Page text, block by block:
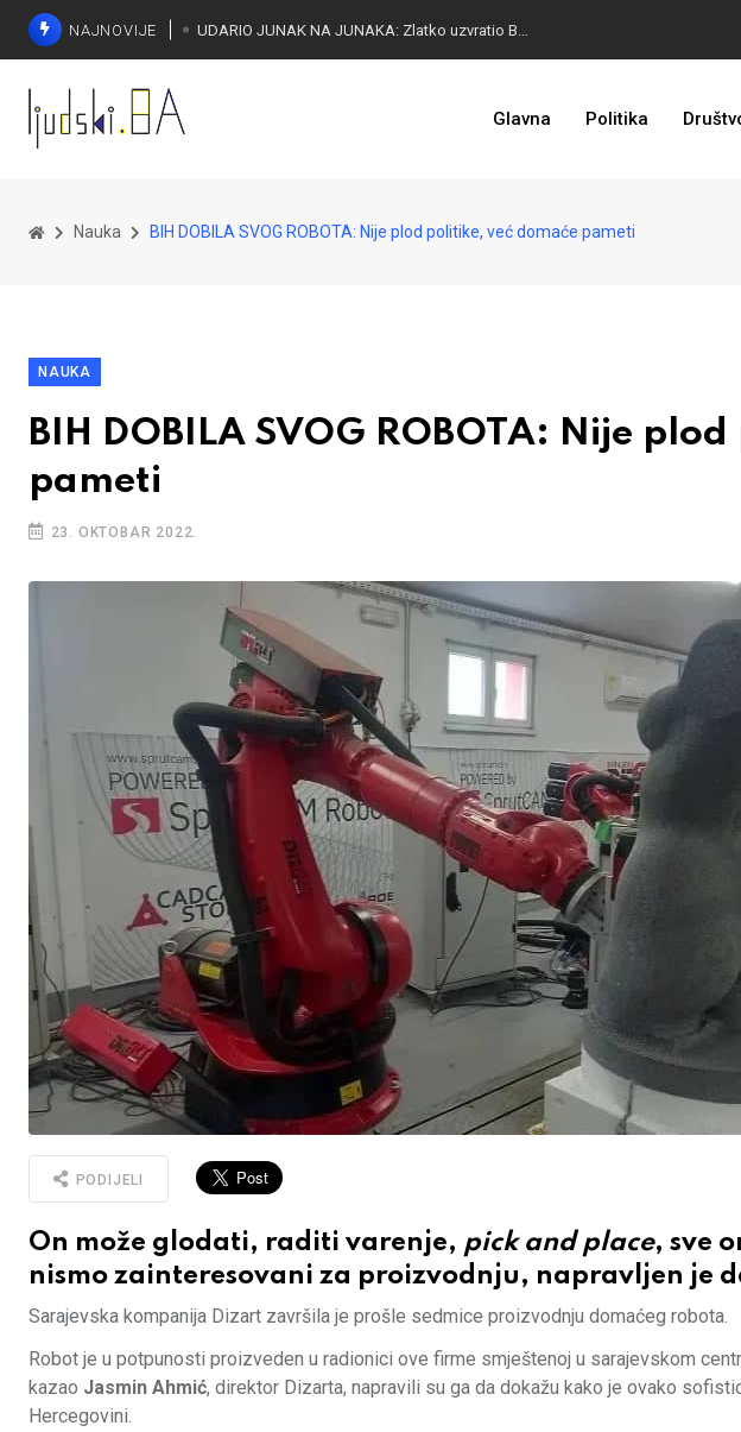
NAJNOVIJE
RADUJTE SE NARODI: Invalidnine i irovine rastu, datum isplate poznat
Glavna Politika
Nauka BIH DOBILA SVOG ROBOTA: Nije plod politike, već domaće pameti
NAUKA
BIH DOBILA SVOG ROBOTA: Nije
pameti
23. OKTOBAR 2022.
PODIJELI
On može glodati, raditi varenje, pick and place, sve
nismo zainteresovani za proizvodnju, napravljen je
Sarajevska kompanija Dizart završila je prošle sedmice proizvodnju domaćeg robota.
Robot je u potpunosti proizveden u radionici ove firme smještenoj u sarajevskom
kazao Jasmin Ahmić, direktor Dizarta, napravili su ga da dokažu kako je ovako
Hercegovini.